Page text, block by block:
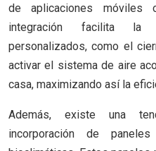
de aplicaciones
integración facilita la
personalizados, como el
activar el sistema de aire
casa, maximizando así la
Además, existe una
incorporación de